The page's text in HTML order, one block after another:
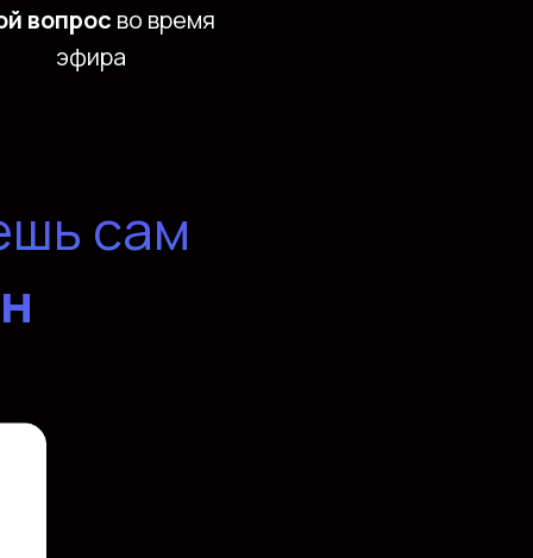
вопрос во время
эфира
сам